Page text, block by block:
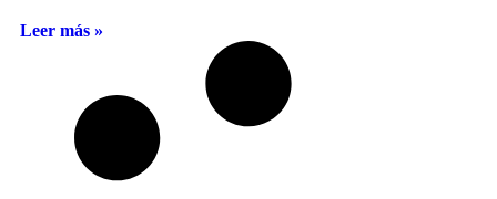
Leer más »